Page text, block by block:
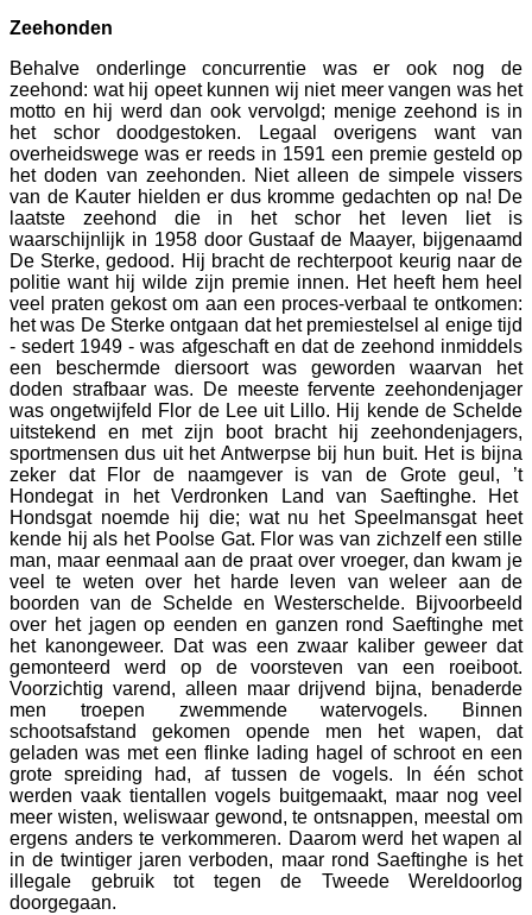
Zeehonden
Behalve onderlinge concurrentie was er ook nog de
zeehond: wat hij opeet kunnen wij niet meer vangen was het
motto en hij werd dan ook vervolgd; menige zeehond is in
het schor doodgestoken. Legaal overigens want van
overheidswege was er reeds in 1591 een premie gesteld op
het doden van zeehonden. Niet alleen de simpele vissers
van de Kauter hielden er dus kromme gedachten op na! De
laatste zeehond die in het schor het leven liet is
waarschijnlijk in 1958 door Gustaaf de Maayer, bijgenaamd
De Sterke, gedood. Hij bracht de rechterpoot keurig naar de
politie want hij wilde zijn premie innen. Het heeft hem heel
veel praten gekost om aan een proces-verbaal te ontkomen:
het was De Sterke ontgaan dat het premiestelsel al enige tijd
- sedert 1949 - was afgeschaft en dat de zeehond inmiddels
een beschermde diersoort was geworden waarvan het
doden strafbaar was. De meeste fervente zeehondenjager
was ongetwijfeld Flor de Lee uit Lillo. Hij kende de Schelde
uitstekend en met zijn boot bracht hij zeehondenjagers,
sportmensen dus uit het Antwerpse bij hun buit. Het is bijna
zeker dat Flor de naamgever is van de Grote geul, ’t
Hondegat in het Verdronken Land van Saeftinghe. Het
Hondsgat noemde hij die; wat nu het Speelmansgat heet
kende hij als het Poolse Gat. Flor was van zichzelf een stille
man, maar eenmaal aan de praat over vroeger, dan kwam je
veel te weten over het harde leven van weleer aan de
boorden van de Schelde en Westerschelde. Bijvoorbeeld
over het jagen op eenden en ganzen rond Saeftinghe met
het kanongeweer. Dat was een zwaar kaliber geweer dat
gemonteerd werd op de voorsteven van een roeiboot.
Voorzichtig varend, alleen maar drijvend bijna, benaderde
men troepen zwemmende watervogels. Binnen
schootsafstand gekomen opende men het wapen, dat
geladen was met een flinke lading hagel of schroot en een
grote spreiding had, af tussen de vogels. In één schot
werden vaak tientallen vogels buitgemaakt, maar nog veel
meer wisten, weliswaar gewond, te ontsnappen, meestal om
ergens anders te verkommeren. Daarom werd het wapen al
in de twintiger jaren verboden, maar rond Saeftinghe is het
illegale gebruik tot tegen de Tweede Wereldoorlog
doorgegaan.